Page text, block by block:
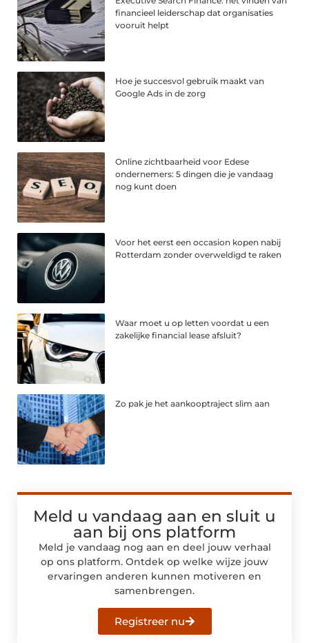
financieel leiderschap dat organisaties
vooruit helpt
Hoe je succesvol gebruik maakt van
Google Ads in de zorg
Online zichtbaarheid voor Edese
ondernemers: 5 dingen die je vandaag
nog kunt doen
Voor het eerst een occasion kopen nabij
Rotterdam zonder overweldigd te raken
Waar moet u op letten voordat u een
zakelijke financial lease afsluit?
Zo pak je het aankooptraject slim aan
Meld u vandaag aan en sluit u
aan bij ons platform
Meld je vandaag nog aan en deel jouw verhaal
op ons platform. Ontdek op welke wijze jouw
ervaringen anderen kunnen motiveren en
samenbrengen.
Registreer nu